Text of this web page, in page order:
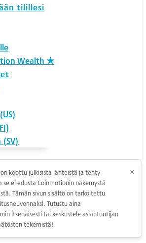
tilillesi
Wealth ★
koottu julkisista lähteistä ja tehty
ei edusta Coinmotionin näkemystä
Tämän sivun sisältö on tarkoitettu
Tutustu aina
itsenäisesti tai keskustele asiantuntijan
tekemistä!
×